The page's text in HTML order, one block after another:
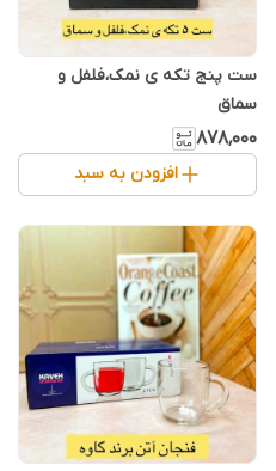
ست پنج تکه ی نمک،فلفل و
سماق
۸۷۸٬۰۰۰
افزودن به سبد